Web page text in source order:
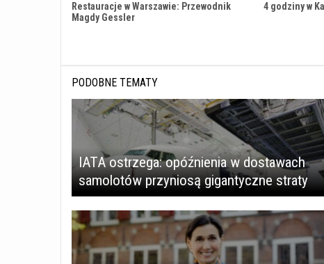
Restauracje w Warszawie: Przewodnik
Magdy Gessler
4 godziny w
PODOBNE TEMATY
IATA ostrzega: opóźnienia w dostawach
samolotów przyniosą gigantyczne straty